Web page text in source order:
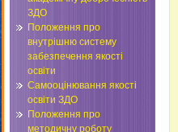
ЗДО
Положення про
внутрішню систему
забезпечення якості
освіти
Самооцінювання якості
освіти ЗДО
Положення про
методичну роботу